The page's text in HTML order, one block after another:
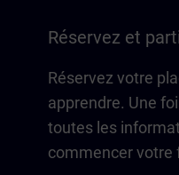
Réservez et
Réservez votre
apprendre. Une
toutes les
commencer votre